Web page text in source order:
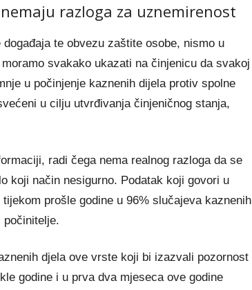
razloga za uznemirenost
te obvezu zaštite osobe, nismo u
svakako ukazati na činjenicu da svakoj
u počinjenje kaznenih dijela protiv spolne
u cilju utvrđivanja činjeničnog stanja,
radi čega nema realnog razloga da se
koji način nesigurno. Podatak koji govori u
prošle godine u 96% slučajeva kaznenih
počinitelje.
djela ove vrste koji bi izazvali pozornost
godine i u prva dva mjeseca ove godine